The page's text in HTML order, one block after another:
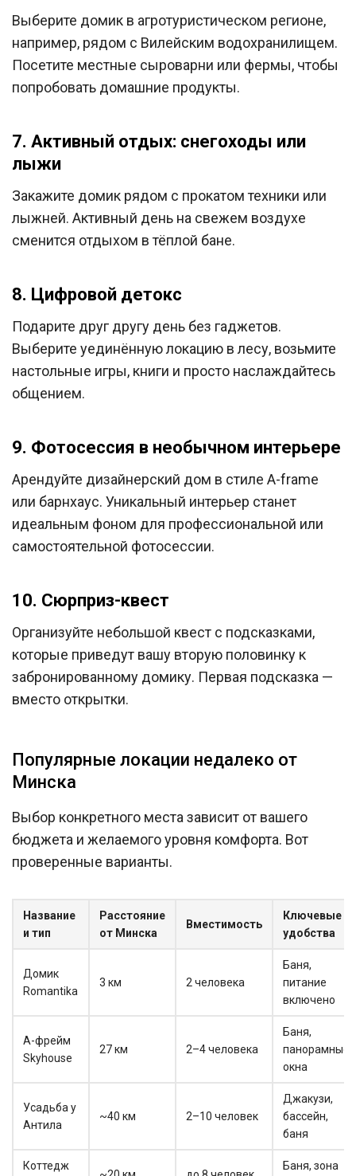
Выберите домик в агротуристическом регионе,
например, рядом с Вилейским водохранилищем.
Посетите местные сыроварни или фермы, чтобы
попробовать домашние продукты.
7. Активный отдых: снегоходы или
лыжи
Закажите домик рядом с прокатом техники или
лыжней. Активный день на свежем воздухе
сменится отдыхом в тёплой бане.
8. Цифровой детокс
Подарите друг другу день без гаджетов.
Выберите уединённую локацию в лесу, возьмите
настольные игры, книги и просто наслаждайтесь
общением.
9. Фотосессия в необычном интерьере
Арендуйте дизайнерский дом в стиле А-frame
или барнхаус. Уникальный интерьер станет
идеальным фоном для профессиональной или
самостоятельной фотосессии.
10. Сюрприз-квест
Организуйте небольшой квест с подсказками,
которые приведут вашу вторую половинку к
забронированному домику. Первая подсказка —
вместо открытки.
Популярные локации недалеко от
Минска
Выбор конкретного места зависит от вашего
бюджета и желаемого уровня комфорта. Вот
проверенные варианты.
Название
и тип
Расстояние
от Минска
Вместимость
Ключевые
удобства
Домик
Romantika
3 км 2 человека
Баня,
питание
включено
А-фрейм
Skyhouse
27 км 2–4 человека
Баня,
панорамные
окна
Усадьба у
Антила
~40 км 2–10 человек
Джакузи,
бассейн,
баня
Коттедж
Баня, зона